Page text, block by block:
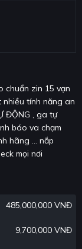
chuẩn zin 15 vạn
nhiều tính năng an
ĐỘNG , ga tự
báo va chạm
hãng … nắp
mọi nơi
485,000,000 VNĐ
9,700,000 VNĐ